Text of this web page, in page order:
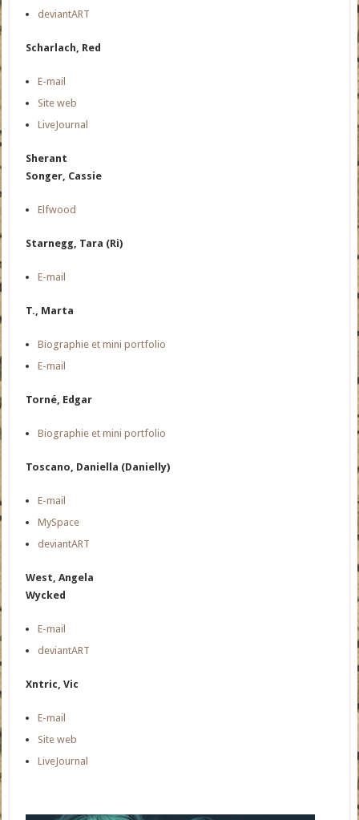
deviantART
Scharlach, Red
E-mail
Site web
LiveJournal
Sherant
Songer, Cassie
Elfwood
Starnegg, Tara (Ri)
E-mail
T., Marta
Biographie et mini portfolio
E-mail
Torné, Edgar
Biographie et mini portfolio
Toscano, Daniella (Danielly)
E-mail
MySpace
deviantART
West, Angela
Wycked
E-mail
deviantART
Xntric, Vic
E-mail
Site web
LiveJournal